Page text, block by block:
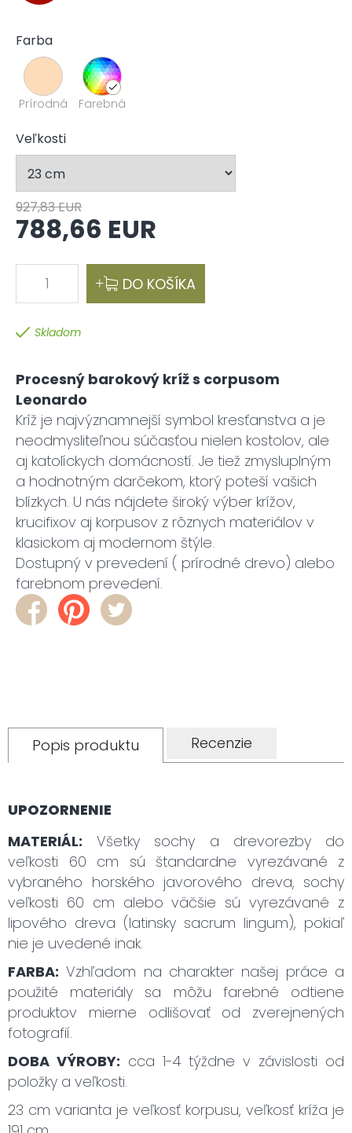
Farba
Prírodná Farebná
Veľkosti
927,83 EUR
788,66 EUR
1 DO KOŠÍKA
Skladom
Procesný barokový kríž s corpusom
Leonardo
Kríž je najvýznamnejší symbol kresťanstva a je
neodmysliteľnou súčasťou nielen kostolov, ale
aj katolíckych domácností. Je tiež zmysluplným
a hodnotným darčekom, ktorý poteší vašich
blízkych. U nás nájdete široký výber krížov,
krucifixov aj korpusov z rôznych materiálov v
klasickom aj modernom štýle.
Dostupný v prevedení ( prírodné drevo) alebo
farebnom prevedení.
Popis produktu Recenzie
UPOZORNENIE
MATERIÁL: Všetky sochy a drevorezby do
veľkosti 60 cm sú štandardne vyrezávané z
vybraného horského javorového dreva, sochy
veľkosti 60 cm alebo väčšie sú vyrezávané z
lipového dreva (latinsky sacrum lingum), pokiaľ
nie je uvedené inak.
FARBA: Vzhľadom na charakter našej práce a
použité materiály sa môžu farebné odtiene
produktov mierne odlišovať od zverejnených
fotografií.
DOBA VÝROBY: cca 1-4 týždne v závislosti od
položky a veľkosti.
23 cm varianta je veľkosť korpusu, veľkosť kríža je